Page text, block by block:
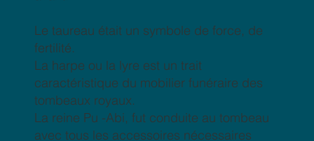
Le taureau était un symbole de force, de
fertilité.
La harpe ou la lyre est un trait
caractéristique du mobilier funéraire des
tombeaux royaux.
La reine Pu -Abi, fut conduite au tombeau
avec tous les accessoires nécessaires